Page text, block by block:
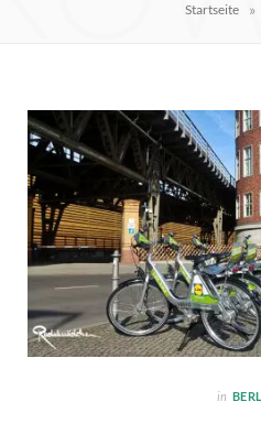
Startseite »
in